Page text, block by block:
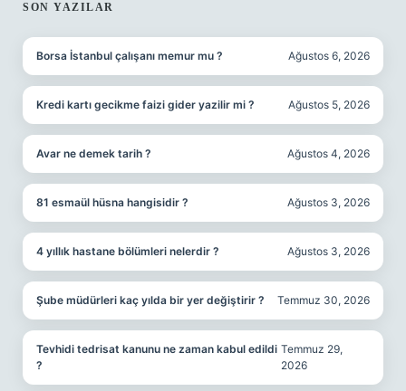
SIDEBAR
SON YAZILAR
Borsa İstanbul çalışanı memur mu ? Ağustos 6, 2026
Kredi kartı gecikme faizi gider yazilir mi ? Ağustos 5, 2026
Avar ne demek tarih ? Ağustos 4, 2026
81 esmaül hüsna hangisidir ? Ağustos 3, 2026
4 yıllık hastane bölümleri nelerdir ? Ağustos 3, 2026
Şube müdürleri kaç yılda bir yer değiştirir ? Temmuz 30, 2026
Tevhidi tedrisat kanunu ne zaman kabul edildi
?
Temmuz 29,
2026